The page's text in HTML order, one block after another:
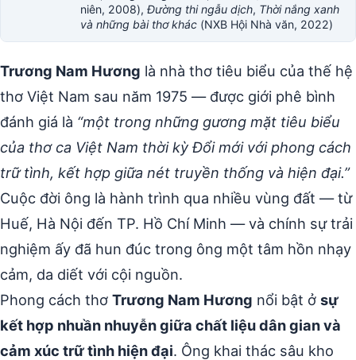
niên, 2008), Đường thi ngẫu dịch, Thời nắng xanh
và những bài thơ khác (NXB Hội Nhà văn, 2022)
Trương Nam Hương là nhà thơ tiêu biểu của thế hệ
thơ Việt Nam sau năm 1975 — được giới phê bình
đánh giá là “một trong những gương mặt tiêu biểu
của thơ ca Việt Nam thời kỳ Đổi mới với phong cách
trữ tình, kết hợp giữa nét truyền thống và hiện đại.”
Cuộc đời ông là hành trình qua nhiều vùng đất — từ
Huế, Hà Nội đến TP. Hồ Chí Minh — và chính sự trải
nghiệm ấy đã hun đúc trong ông một tâm hồn nhạy
cảm, da diết với cội nguồn.
Phong cách thơ Trương Nam Hương nổi bật ở sự
kết hợp nhuần nhuyễn giữa chất liệu dân gian và
cảm xúc trữ tình hiện đại. Ông khai thác sâu kho